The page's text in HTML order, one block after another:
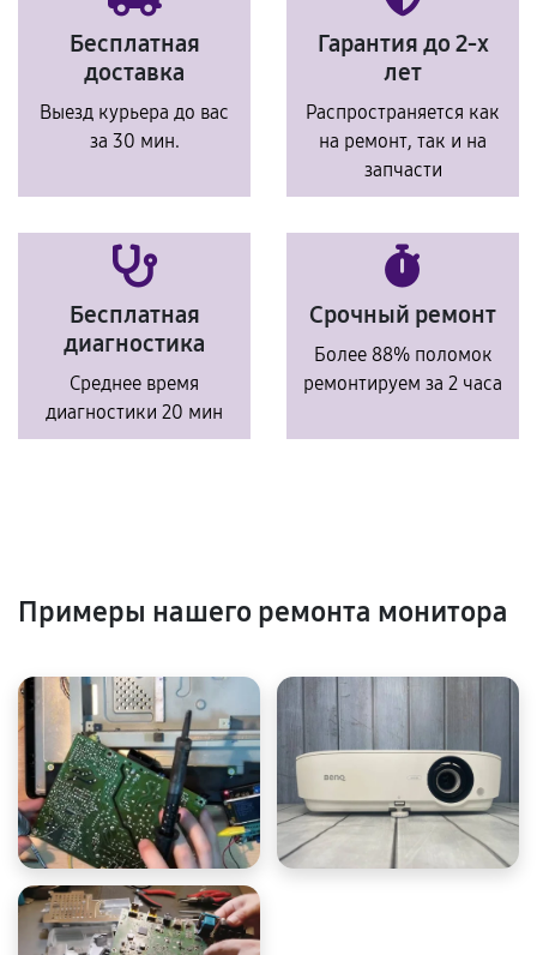
Бесплатная
доставка
Выезд курьера до вас
за 30 мин.
Гарантия до 2-х
лет
Распространяется как
на ремонт, так и на
запчасти
Бесплатная
диагностика
Среднее время
диагностики 20 мин
Срочный ремонт
Более 88% поломок
ремонтируем за 2 часа
Примеры нашего ремонта монитора